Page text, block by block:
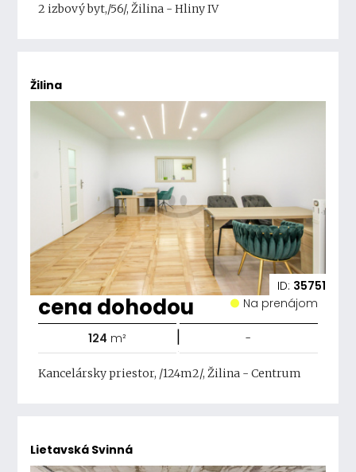
2 izbový byt,/56/, Žilina - Hliny IV
Žilina
ID: 35751
cena dohodou Na prenájom
124 m² | -
Kancelársky priestor, /124m2/, Žilina - Centrum
Lietavská Svinná